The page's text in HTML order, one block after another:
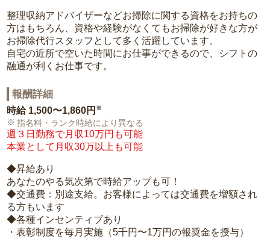
整理収納アドバイザーなどお掃除に関する資格をお持ちの
方はもちろん、資格や経験がなくてもお掃除が好きな方が
お掃除代行スタッフとして多く活躍しています。
自宅の近所で空いた時間にお仕事ができるので、シフトの
融通が利くお仕事です。
報酬詳細
時給 1,500〜1,860円 ※
指名料・ランク時給により異なる
週３日勤務で月収10万円も可能
本業として月収30万以上も可能
◆昇給あり
あなたのやる気次第で時給アップも可！
◆交通費：別途支給。お客様によっては交通費を増額され
る方もいます
◆各種インセンティブあり
・表彰制度を毎月実施（5千円〜1万円の報奨金を授与）